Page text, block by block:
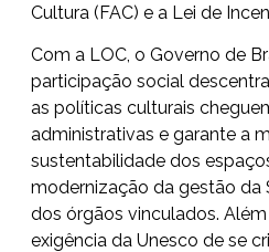
Cultura (FAC) e a Lei de
Com a LOC, o Governo de
participação social
as políticas culturais
administrativas e garante a
sustentabilidade dos
modernização da gestão da
dos órgãos vinculados.
exigência da Unesco de se